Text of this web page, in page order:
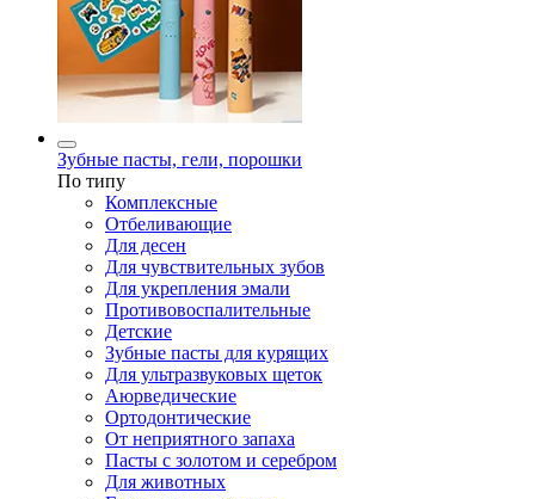
Зубные пасты, гели, порошки
По типу
Комплексные
Отбеливающие
Для десен
Для чувствительных зубов
Для укрепления эмали
Противовоспалительные
Детские
Зубные пасты для курящих
Для ультразвуковых щеток
Аюрведические
Ортодонтические
От неприятного запаха
Пасты с золотом и серебром
Для животных